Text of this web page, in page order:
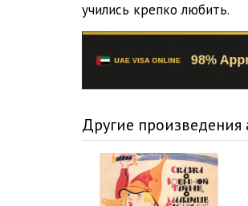
учились крепко любить.
Другие произведения